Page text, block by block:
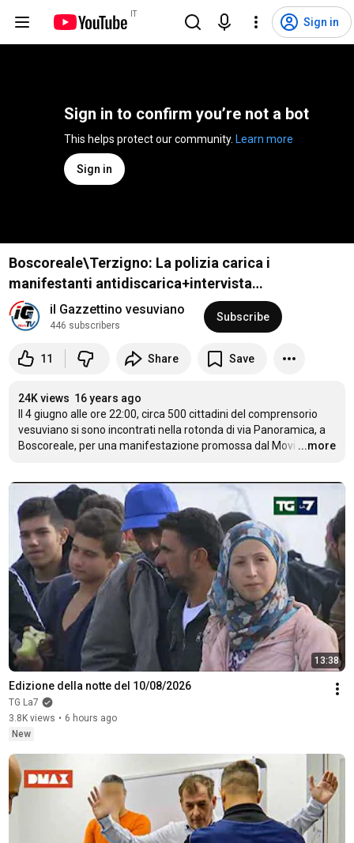
IT
Sign in
Sign in to confirm you’re not a bot
Learn more
Sign in
Boscoreale\Terzigno: La polizia carica i
manifestanti antidiscarica+intervista
prof.Genovese
il Gazzettino vesuviano
446 subscribers
Subscribe
11 Share Save
24K views 16 years ago
Il 4 giugno alle ore 22:00, circa 500 cittadini del comprensorio
vesuviano si sono incontrati nella rotonda di via Panoramica, a
Boscoreale, per una manifestazione promossa dal Movi …
...more
13:38
Edizione della notte del 10/08/2026
TG La7
3.8K views • 6 hours ago
New